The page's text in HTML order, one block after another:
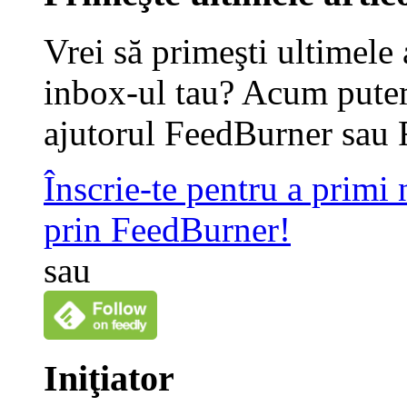
Vrei să primeşti
inbox-ul tau? Acum
ajutorul FeedBurner sau
Înscrie-te pentru a primi
prin FeedBurner!
sau
Iniţiator